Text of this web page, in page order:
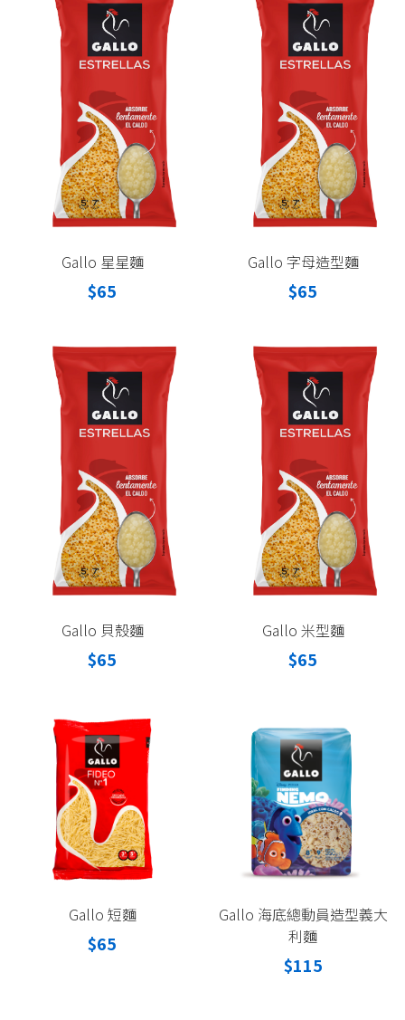
Gallo 星星麵
$65
Gallo 字母造型麵
$65
Gallo 貝殼麵
$65
Gallo 米型麵
$65
Gallo 短麵
$65
Gallo 海底總動員造型義大
利麵
$115